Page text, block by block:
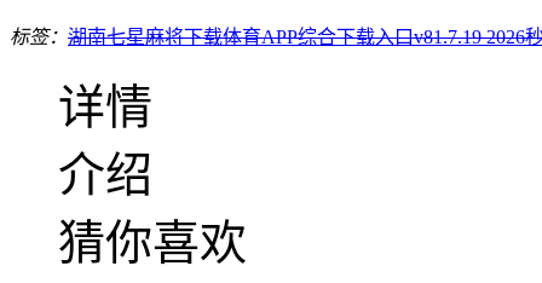
标签： 湖南七星麻将下载体育APP综合下载入口v81.7.19 2026
详情
介绍
猜你喜欢